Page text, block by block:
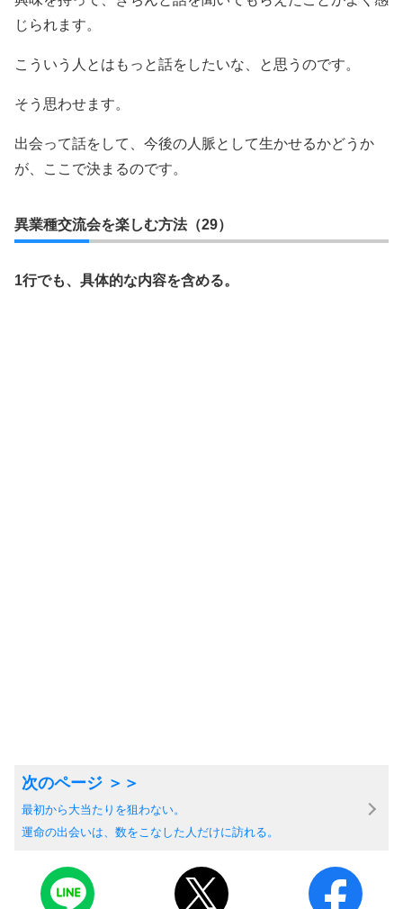
じられます。
こういう人とはもっと話をしたいな、と思うのです。
そう思わせます。
出会って話をして、今後の人脈として生かせるかどうか
が、ここで決まるのです。
異業種交流会を楽しむ方法（29）
1行でも、具体的な内容を含める。
最初から大当たりを狙わない。
運命の出会いは、数をこなした人だけに訪れる。